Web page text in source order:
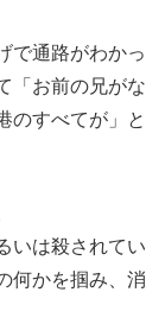
で通路がわかっ
「お前の兄がな
のすべてが」と
いは殺されてい
何かを掴み、消